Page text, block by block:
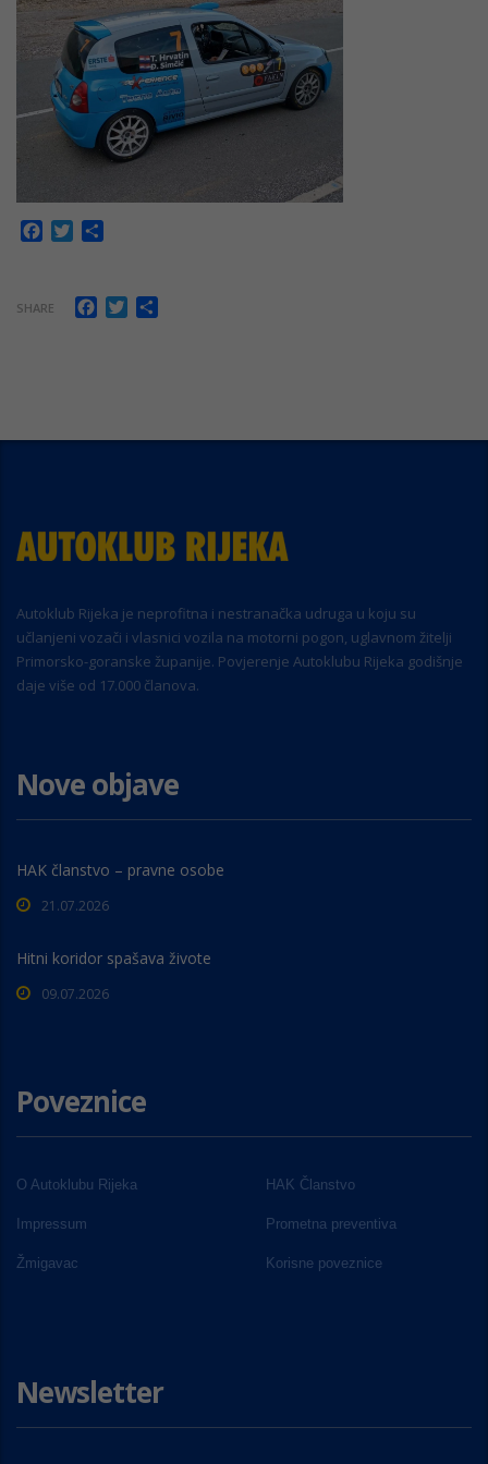
Facebook
Twitter
SHARE Facebook
Twitter
Autoklub Rijeka je neprofitna i nestranačka udruga u koju su
učlanjeni vozači i vlasnici vozila na motorni pogon, uglavnom žitelji
Primorsko-goranske županije. Povjerenje Autoklubu Rijeka godišnje
daje više od 17.000 članova.
Nove objave
HAK članstvo – pravne osobe
21.07.2026
Hitni koridor spašava živote
09.07.2026
Poveznice
O Autoklubu Rijeka HAK Članstvo
Impressum Prometna preventiva
Žmigavac Korisne poveznice
Newsletter